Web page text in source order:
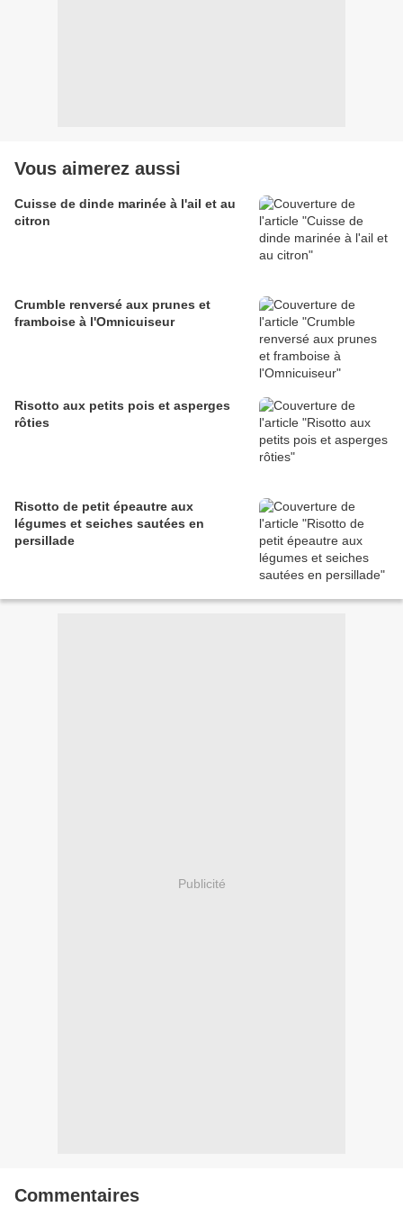
Vous aimerez aussi
Cuisse de dinde marinée à l'ail et au
citron
Crumble renversé aux prunes et
framboise à l'Omnicuiseur
Risotto aux petits pois et asperges
rôties
Risotto de petit épeautre aux
légumes et seiches sautées en
persillade
Publicité
Commentaires